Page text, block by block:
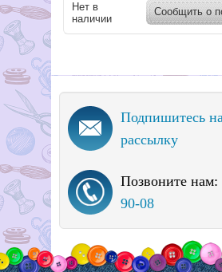
Нет в
наличии
Сообщить о
Подпишитесь
рассылку
Позвоните нам:
90-08